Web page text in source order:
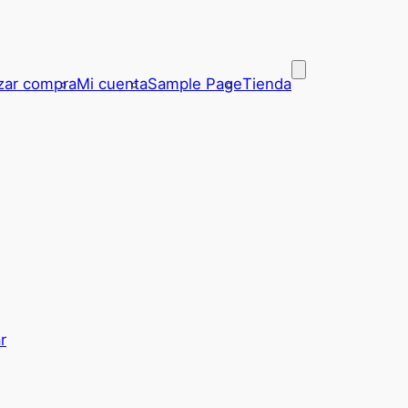
compraMi cuentaSample PageTienda